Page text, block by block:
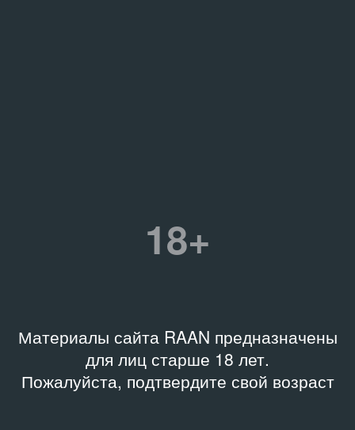
18+
Материалы сайта RAAN предназначены
для лиц старше 18 лет.
Пожалуйста, подтвердите свой возраст